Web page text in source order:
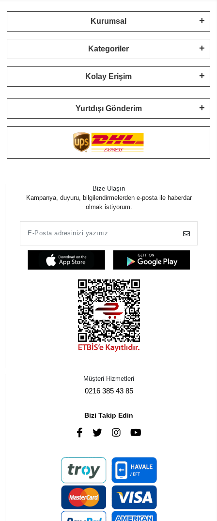
Kurumsal
Kategoriler
Kolay Erişim
Yurtdışı Gönderim
Bize Ulaşın
Kampanya, duyuru, bilgilendirmelerden e-posta ile haberdar
olmak istiyorum.
Müşteri Hizmetleri
0216 385 43 85
Bizi Takip Edin